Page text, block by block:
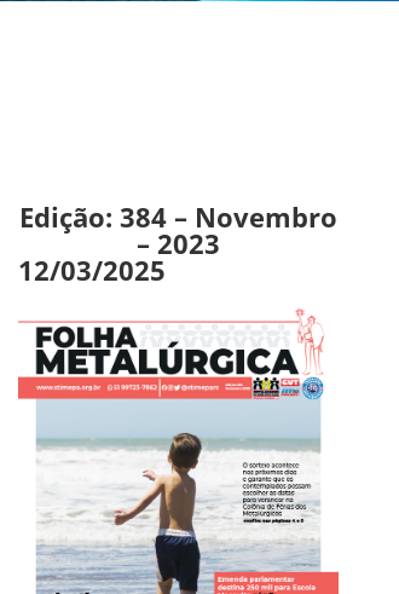
Edição: 384 – Novembro
– 2023
12/03/2025